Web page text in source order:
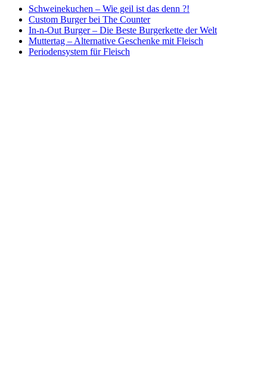
Schweinekuchen – Wie geil ist das denn ?!
Custom Burger bei The Counter
In-n-Out Burger – Die Beste Burgerkette der Welt
Muttertag – Alternative Geschenke mit Fleisch
Periodensystem für Fleisch